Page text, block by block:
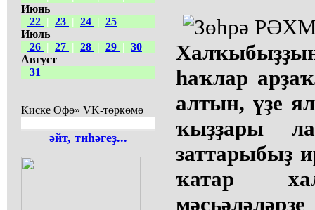
Июнь
22 | 23 | 24 | 25
Июль
26 | 27 | 28 | 29 | 30
Август
31
Киске Өфө» VK-төркөмө
әйт, тиһәгеҙ...
һаҡлар
алтын, үҙе
ҡыҙҙары
заттарыбыҙ
ҡатар